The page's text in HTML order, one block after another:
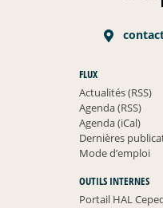
FLUX
Actualités (RSS)
Agenda (RSS)
Agenda (iCal)
Dernières
Mode d’emploi
OUTILS INTERNES
Portail HAL